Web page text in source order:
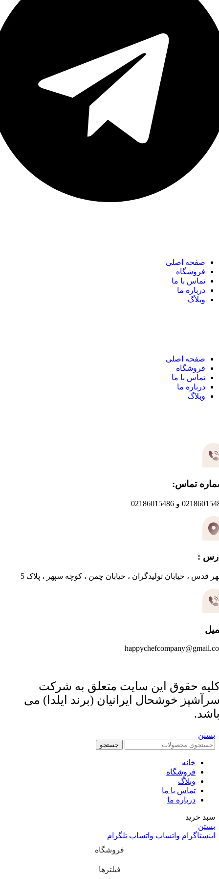
صفحه اصلی
فروشگاه
تماس با ما
درباره ما
وبلاگ
صفحه اصلی
فروشگاه
تماس با ما
درباره ما
وبلاگ
تماس:
و 02186015486
:
قدس ، خیابان تولیدگران ، خیابان چمن ، کوچه سپهر ، پلاک 5
حقوق این سایت متعلق به شرکت
خوشحال ایرانیان (برند ایلدا) می
بستن
جستجو
خانه
فروشگاه
وبلاگ
تماس با ما
درباره ما
سبد خرید
بستن
اینستاگرام واتساپ واتساپ تلگرام
فروشگاه
فیلترها